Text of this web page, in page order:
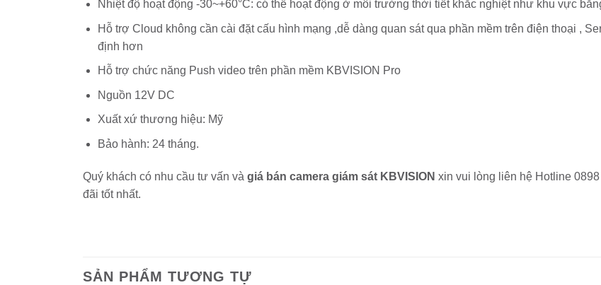
Nhiệt độ hoạt động -30~+60°C: có thể hoạt động ở môi trường thời tiết khắc nghiệt như khu vực
Hỗ trợ Cloud không cần cài đặt cấu hình mạng ,dễ dàng quan sát qua phần mềm trên điện thoại ,
định hơn
Hỗ trợ chức năng Push video trên phần mềm KBVISION Pro
Nguồn 12V DC
Xuất xứ thương hiệu: Mỹ
Bảo hành: 24 tháng.
Quý khách có nhu cầu tư vấn và giá bán camera giám sát KBVISION xin vui lòng liên hệ Hotline
đãi tốt nhất.
SẢN PHẨM TƯƠNG TỰ